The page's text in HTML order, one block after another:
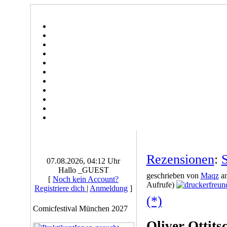
07.08.2026, 04:12 Uhr
Hallo _GUEST
[ Noch kein Account?
Registriere dich | Anmeldung ]
Comicfestival München 2027
Rezensionen:
geschrieben von Maqz
Aufrufe)
(*)